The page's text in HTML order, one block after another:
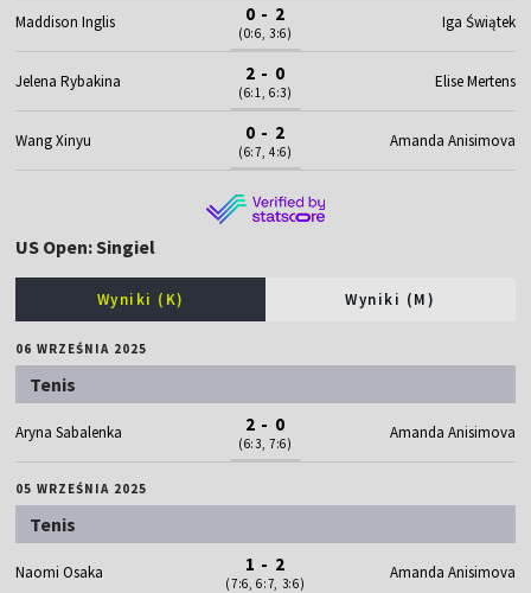
Maddison Inglis 0 - 2
(0:6, 3:6)
Iga Świątek
Jelena Rybakina 2 - 0
(6:1, 6:3)
Elise Mertens
Wang Xinyu 0 - 2
(6:7, 4:6)
Amanda Anisimova
US Open: Singiel
Wyniki (K) Wyniki (M)
06 WRZEŚNIA 2025
Tenis
Aryna Sabalenka 2 - 0
(6:3, 7:6)
Amanda Anisimova
05 WRZEŚNIA 2025
Tenis
Naomi Osaka 1 - 2
(7:6, 6:7, 3:6)
Amanda Anisimova